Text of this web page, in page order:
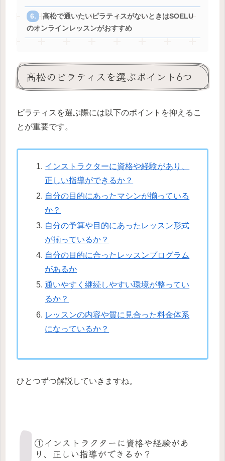
高松で通いたいピラティスがないときはSOELU
のオンラインレッスンがおすすめ
高松のピラティスを選ぶポイント6つ
ピラティスを選ぶ際には以下のポイントを抑えるこ
とが重要です。
インストラクターに資格や経験があり、
正しい指導ができるか？
自分の目的にあったマシンが揃っている
か？
自分の予算や目的にあったレッスン形式
が揃っているか？
自分の目的に合ったレッスンプログラム
があるか
通いやすく継続しやすい環境が整ってい
るか？
レッスンの内容や質に見合った料金体系
になっているか？
ひとつずつ解説していきますね。
①インストラクターに資格や経験があ
り、正しい指導ができるか？